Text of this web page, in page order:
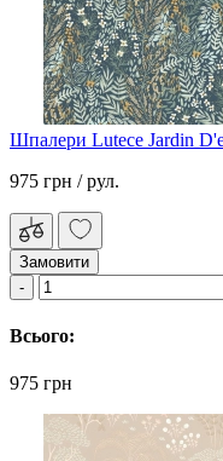
Шпалери Lutece Jardin
975 грн / рул.
Замовити
Всього:
975 грн